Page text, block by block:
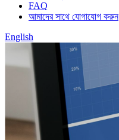
FAQ
আমাদের সাথে যোগাযোগ করুন
English